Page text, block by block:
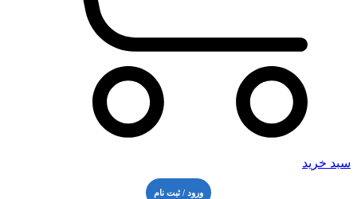
سبد خرید
ورود / ثبت نام